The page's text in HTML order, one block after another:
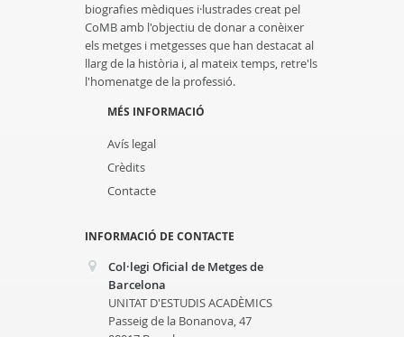
biografies mèdiques i·lustrades creat pel
CoMB amb l'objectiu de donar a conèixer
els metges i metgesses que han destacat al
llarg de la història i, al mateix temps, retre'ls
l'homenatge de la professió.
MÉS INFORMACIÓ
Avís legal
Crèdits
Contacte
INFORMACIÓ DE CONTACTE
Col·legi Oficial de Metges de
Barcelona
UNITAT D'ESTUDIS ACADÈMICS
Passeig de la Bonanova, 47